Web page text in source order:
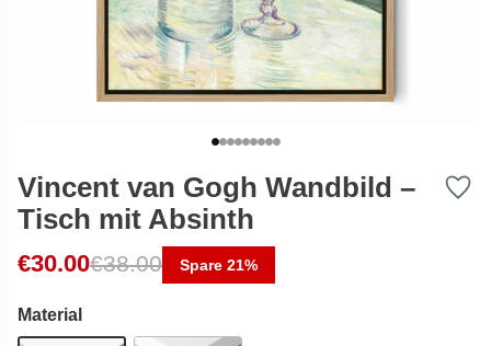
Vincent van Gogh Wandbild –
Tisch mit Absinth
€30.00€38.00
Ursprünglicher Preis war: €38.00
Aktueller Preis ist: €30.00.
Spare 21%
Material